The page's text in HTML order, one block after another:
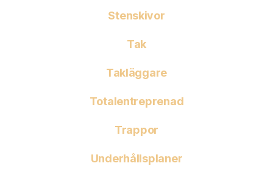
Stenskivor
Tak
Takläggare
Totalentreprenad
Trappor
Underhållsplaner